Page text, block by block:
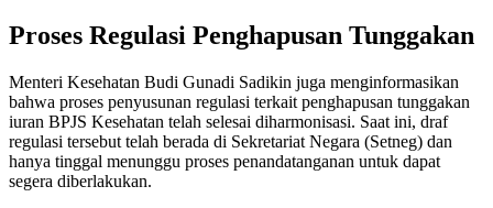
Proses Regulasi Penghapusan Tunggakan
Menteri Kesehatan Budi Gunadi Sadikin juga menginformasikan
bahwa proses penyusunan regulasi terkait penghapusan tunggakan
iuran BPJS Kesehatan telah selesai diharmonisasi. Saat ini, draf
regulasi tersebut telah berada di Sekretariat Negara (Setneg) dan
hanya tinggal menunggu proses penandatanganan untuk dapat
segera diberlakukan.